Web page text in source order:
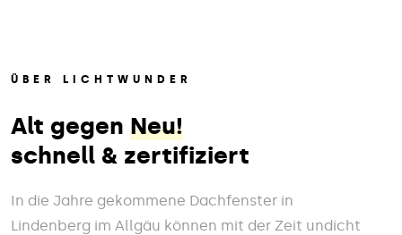
ÜBER LICHTWUNDER
Alt gegen Neu!
schnell & zertifiziert
In die Jahre gekommene Dachfenster in
Lindenberg im Allgäu können mit der Zeit undicht